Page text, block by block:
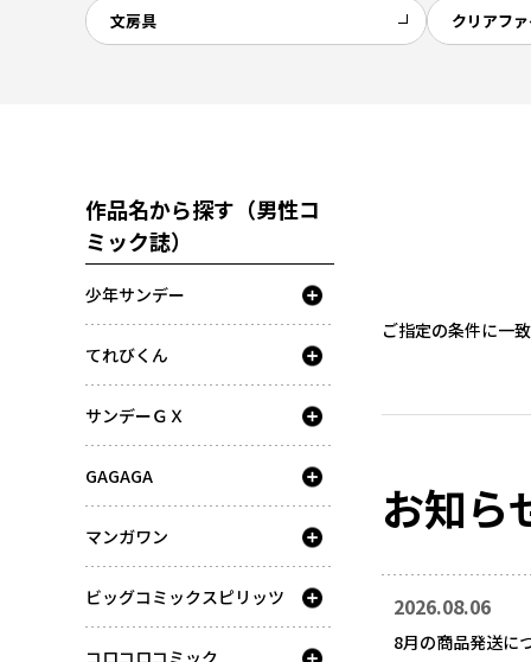
文房具 クリアフ
作品名から探す（男性コ
ミック誌）
少年サンデー
てれびくん
サンデーＧＸ
GAGAGA
マンガワン
ビッグコミックスピリッツ
コロコロコミック
ご指定の条件に一
お知ら
2026.08.06
8月の商品発送に